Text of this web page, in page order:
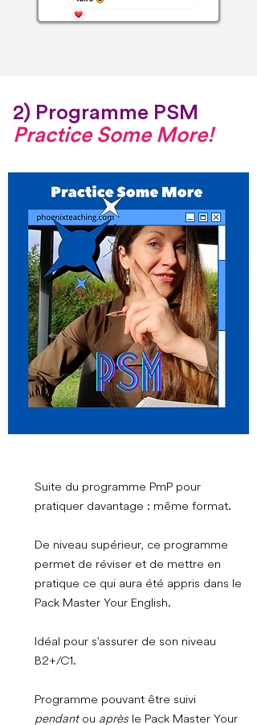
2) Programme PSM
Practice Some More!
Suite du programme PmP pour
pratiquer davantage : même format.
De niveau supérieur, ce programme
permet de réviser et de mettre en
pratique ce qui aura été appris dans le
Pack Master Your English.
Idéal pour s'assurer de son niveau
B2+/C1.
Programme pouvant être suivi
pendantou après le Pack Master Your